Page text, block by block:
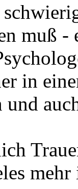
muß
in
und
mehr